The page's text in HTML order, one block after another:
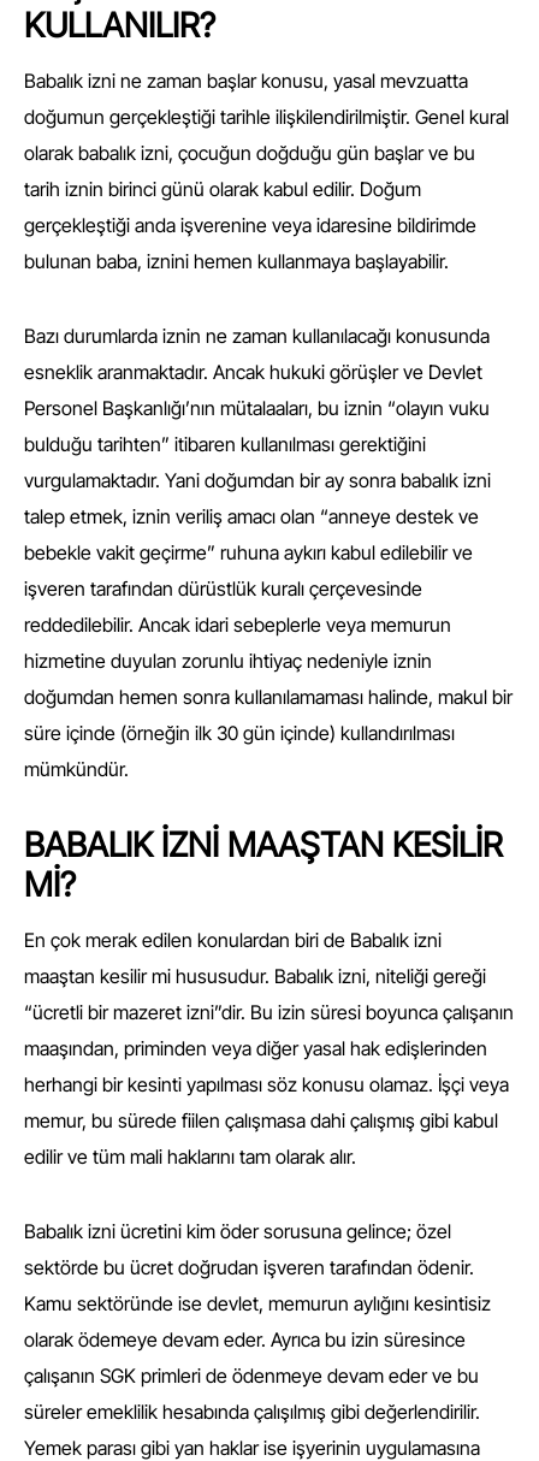
KULLANILIR?
Babalık izni ne zaman başlar konusu, yasal mevzuatta
doğumun gerçekleştiği tarihle ilişkilendirilmiştir. Genel kural
olarak babalık izni, çocuğun doğduğu gün başlar ve bu
tarih iznin birinci günü olarak kabul edilir. Doğum
gerçekleştiği anda işverenine veya idaresine bildirimde
bulunan baba, iznini hemen kullanmaya başlayabilir.
Bazı durumlarda iznin ne zaman kullanılacağı konusunda
esneklik aranmaktadır. Ancak hukuki görüşler ve Devlet
Personel Başkanlığı’nın mütalaaları, bu iznin “olayın vuku
bulduğu tarihten” itibaren kullanılması gerektiğini
vurgulamaktadır. Yani doğumdan bir ay sonra babalık izni
talep etmek, iznin veriliş amacı olan “anneye destek ve
bebekle vakit geçirme” ruhuna aykırı kabul edilebilir ve
işveren tarafından dürüstlük kuralı çerçevesinde
reddedilebilir. Ancak idari sebeplerle veya memurun
hizmetine duyulan zorunlu ihtiyaç nedeniyle iznin
doğumdan hemen sonra kullanılamaması halinde, makul bir
süre içinde (örneğin ilk 30 gün içinde) kullandırılması
mümkündür.
BABALIK İZNİ MAAŞTAN KESİLİR
Mİ?
En çok merak edilen konulardan biri de Babalık izni
maaştan kesilir mi hususudur. Babalık izni, niteliği gereği
“ücretli bir mazeret izni”dir. Bu izin süresi boyunca çalışanın
maaşından, priminden veya diğer yasal hak edişlerinden
herhangi bir kesinti yapılması söz konusu olamaz. İşçi veya
memur, bu sürede fiilen çalışmasa dahi çalışmış gibi kabul
edilir ve tüm mali haklarını tam olarak alır.
Babalık izni ücretini kim öder sorusuna gelince; özel
sektörde bu ücret doğrudan işveren tarafından ödenir.
Kamu sektöründe ise devlet, memurun aylığını kesintisiz
olarak ödemeye devam eder. Ayrıca bu izin süresince
çalışanın SGK primleri de ödenmeye devam eder ve bu
süreler emeklilik hesabında çalışılmış gibi değerlendirilir.
Yemek parası gibi yan haklar ise işyerinin uygulamasına